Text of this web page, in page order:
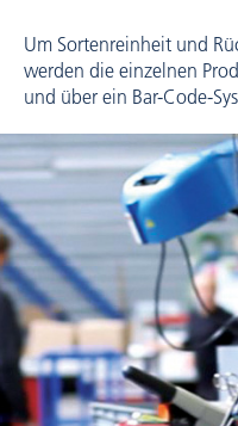
Um Sortenreinheit und
werden die einzelnen
und über ein Bar-Code-